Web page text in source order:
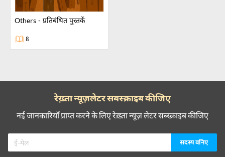
others - प्रतिबंधित पुस्तकें
8
रेख़्ता न्यूज़लेटर सबस्क्राइब कीजिए
नई जानकारियाँ प्राप्त करने के लिए रेख़्ता न्यूज़ लेटर सब्स्क्राइब कीजिए